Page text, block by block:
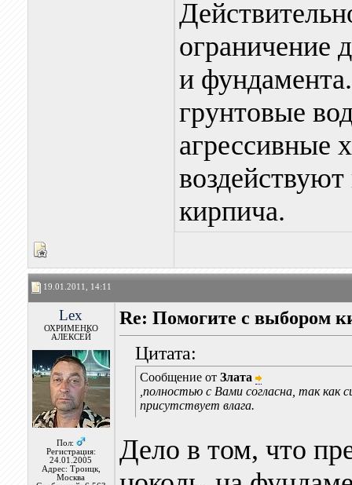
ограничение
и
грунтовые
агрессивные
кирпича.
19.01.2011, 14:11
Lex
ОХРИМЕНКО
АЛЕКСЕЙ
Пол:
Регистрация:
24.01.2005
Адрес: Троицк,
Москва
Re: Помогите с выбором
Цитата:
Сообщение от Злата
,полностью с Вами согласна, так как
присутствует влага.
Дело в том, что